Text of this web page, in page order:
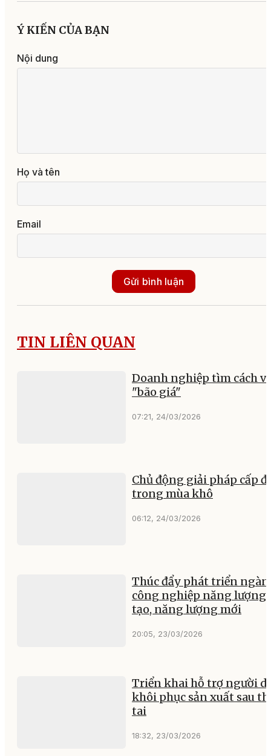
Ý KIẾN CỦA BẠN
Nội dung
Họ và tên
Email
Gửi bình luận
TIN LIÊN QUAN
Doanh nghiệp tìm cách
"bão giá"
07:21, 24/03/2026
Chủ động giải pháp cấp
trong mùa khô
06:12, 24/03/2026
Thúc đẩy phát triển
công nghiệp năng lượng
tạo, năng lượng mới
20:05, 23/03/2026
Triển khai hỗ trợ người
khôi phục sản xuất sau
tai
18:32, 23/03/2026